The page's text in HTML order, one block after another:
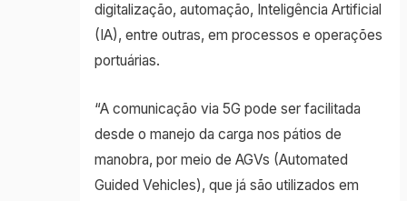
digitalização, automação, Inteligência Artificial
(IA), entre outras, em processos e operações
portuárias.
“A comunicação via 5G pode ser facilitada
desde o manejo da carga nos pátios de
manobra, por meio de AGVs (Automated
Guided Vehicles), que já são utilizados em